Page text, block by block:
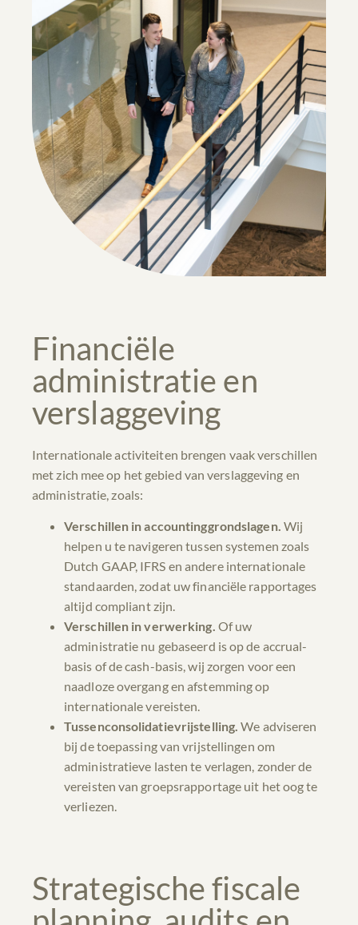
Financiële
administratie en
verslaggeving
Internationale activiteiten brengen vaak verschillen
met zich mee op het gebied van verslaggeving en
administratie, zoals:
Verschillen in accountinggrondslagen. Wij
helpen u te navigeren tussen systemen zoals
Dutch GAAP, IFRS en andere internationale
standaarden, zodat uw financiële rapportages
altijd compliant zijn.
Verschillen in verwerking. Of uw
administratie nu gebaseerd is op de accrual-
basis of de cash-basis, wij zorgen voor een
naadloze overgang en afstemming op
internationale vereisten.
Tussenconsolidatievrijstelling. We adviseren
bij de toepassing van vrijstellingen om
administratieve lasten te verlagen, zonder de
vereisten van groepsrapportage uit het oog te
verliezen.
Strategische fiscale